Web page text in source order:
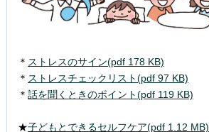
＊ ストレスのサイン(pdf 178 KB)
＊ ストレスチェックリスト(pdf 97 KB)
＊ 話を聞くときのポイント(pdf 119 KB)
★子どもとできるセルフケア(pdf 1.12 MB)